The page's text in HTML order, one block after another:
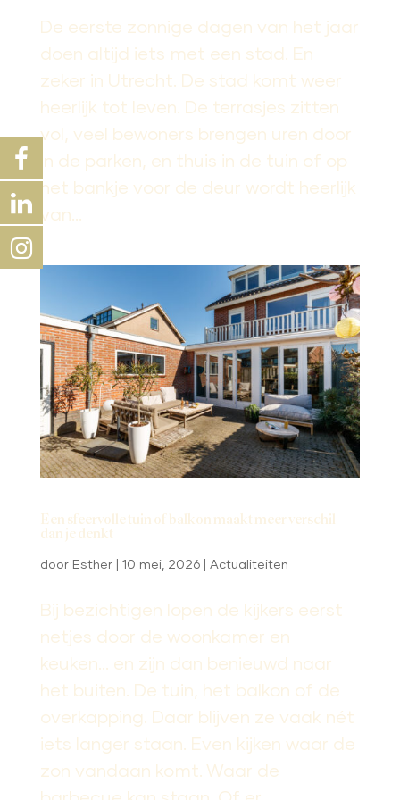
De eerste zonnige dagen van het jaar
doen altijd iets met een stad. En
zeker in Utrecht. De stad komt weer
heerlijk tot leven. De terrasjes zitten
vol, veel bewoners brengen uren door
in de parken, en thuis in de tuin of op
het bankje voor de deur wordt heerlijk
van...
Een sfeervolle tuin of balkon maakt meer verschil
dan je denkt
door Esther| 10 mei, 2026| Actualiteiten
Bij bezichtigen lopen de kijkers eerst
netjes door de woonkamer en
keuken… en zijn dan benieuwd naar
het buiten. De tuin, het balkon of de
overkapping. Daar blijven ze vaak nét
iets langer staan. Even kijken waar de
zon vandaan komt. Waar de